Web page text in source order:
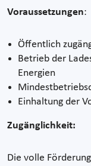
Voraussetzungen:
Öffentlich
Betrieb der
Energien
Einhaltung der
Zugänglichkeit:
Die volle